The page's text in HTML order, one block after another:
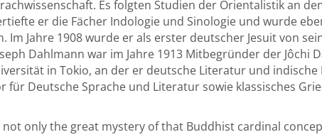
Es folgten Studien der Orientalistik an
er die Fächer Indologie und Sinologie und wurde
Im Jahre 1908 wurde er als erster deutscher Jesuit von
Dahlmann war im Jahre 1913 Mitbegründer der Jôchi
in Tokio, an der er deutsche Literatur und indische
für Deutsche Sprache und Literatur sowie klassisches
only the great mystery of that Buddhist cardinal